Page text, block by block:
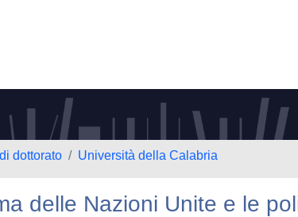
dottorato Università della Calabria
delle Nazioni Unite e le